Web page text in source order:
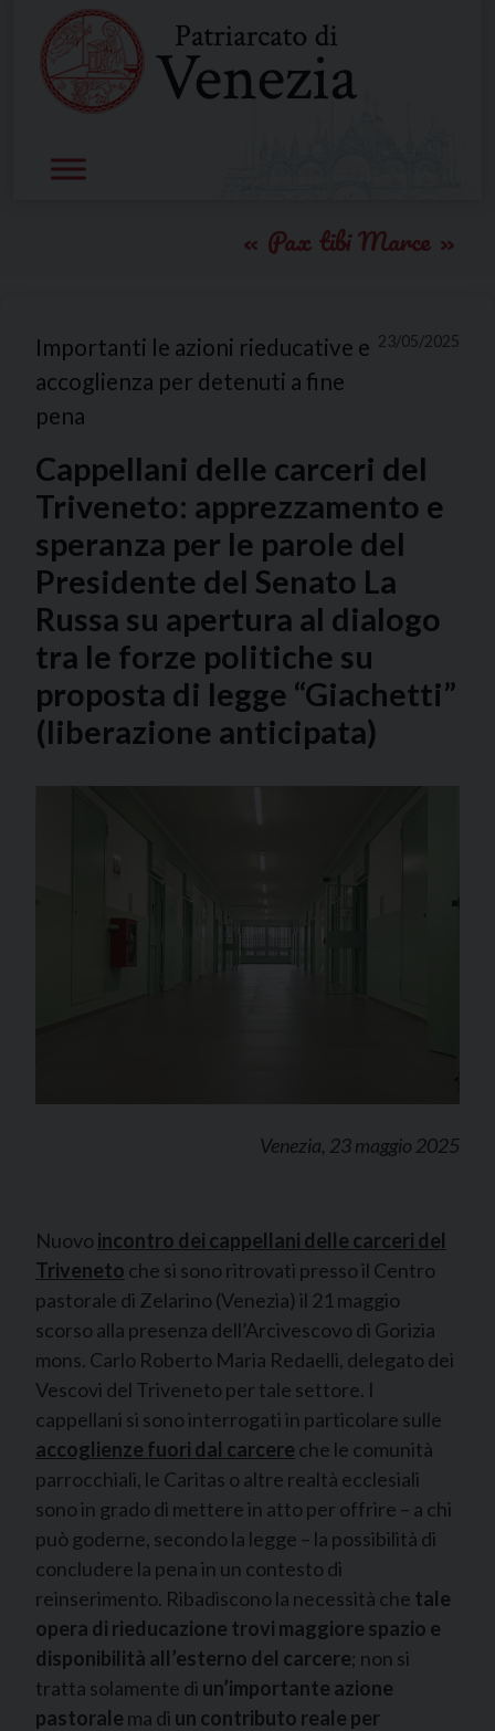
content
Pax tibi Marce
23/05/2025
Importanti le azioni rieducative e
accoglienza per detenuti a fine
pena
Cappellani delle carceri del
Triveneto: apprezzamento e
speranza per le parole del
Presidente del Senato La
Russa su apertura al dialogo
tra le forze politiche su
proposta di legge “Giachetti”
(liberazione anticipata)
Venezia, 23 maggio 2025
Nuovo incontro dei cappellani delle carceri del
Triveneto che si sono ritrovati presso il Centro
pastorale di Zelarino (Venezia) il 21 maggio
scorso alla presenza dell’Arcivescovo di Gorizia
mons. Carlo Roberto Maria Redaelli, delegato dei
Vescovi del Triveneto per tale settore. I
cappellani si sono interrogati in particolare sulle
accoglienze fuori dal carcere che le comunità
parrocchiali, le Caritas o altre realtà ecclesiali
sono in grado di mettere in atto per offrire – a chi
può goderne, secondo la legge – la possibilità di
concludere la pena in un contesto di
reinserimento. Ribadiscono la necessità che tale
opera di rieducazione trovi maggiore spazio e
disponibilità all’esterno del carcere; non si
tratta solamente di un’importante azione
pastorale ma di un contributo reale per